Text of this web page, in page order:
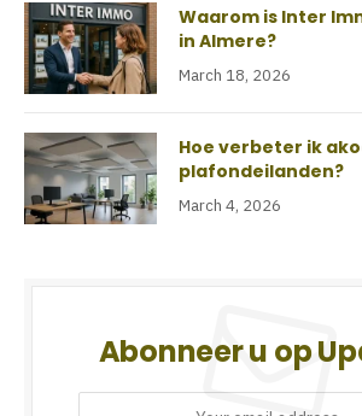
Waarom is Inter
in Almere?
March 18, 2026
Hoe verbeter ik
plafondeilanden?
March 4, 2026
Abonneer u op